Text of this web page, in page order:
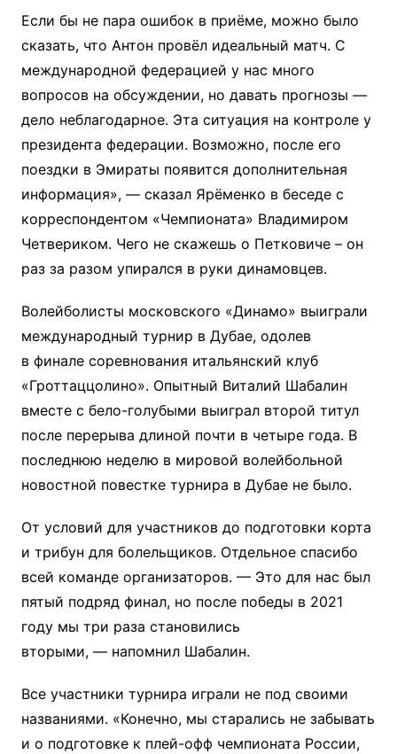
Если бы не пара ошибок в приёме, можно было
сказать, что Антон провёл идеальный матч. С
международной федерацией у нас много
вопросов на обсуждении, но давать прогнозы —
дело неблагодарное. Эта ситуация на контроле у
президента федерации. Возможно, после его
поездки в Эмираты появится дополнительная
информация», — сказал Ярёменко в беседе с
корреспондентом «Чемпионата» Владимиром
Четвериком. Чего не скажешь о Петковиче – он
раз за разом упирался в руки динамовцев.
Волейболисты московского «Динамо» выиграли
международный турнир в Дубае, одолев
в финале соревнования итальянский клуб
«Гроттаццолино». Опытный Виталий Шабалин
вместе с бело-голубыми выиграл второй титул
после перерыва длиной почти в четыре года. В
последнюю неделю в мировой волейбольной
новостной повестке турнира в Дубае не было.
От условий для участников до подготовки корта
и трибун для болельщиков. Отдельное спасибо
всей команде организаторов. — Это для нас был
пятый подряд финал, но после победы в 2021
году мы три раза становились
вторыми, — напомнил Шабалин.
Все участники турнира играли не под своими
названиями. «Конечно, мы старались не забывать
и о подготовке к плей-офф чемпионата России,